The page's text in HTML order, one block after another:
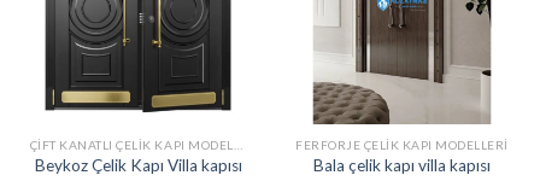
Beykoz Çelik Kapı Villa kapısı
FERFORJE ÇELIK KAPI MODELLERI
Bala çelik kapı villa kapısı